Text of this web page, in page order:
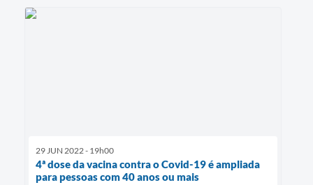
29 JUN 2022 - 19h00
4ª dose da vacina contra o Covid-19 é ampliada
para pessoas com 40 anos ou mais